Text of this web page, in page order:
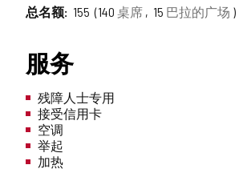
总名额 155 140 桌席 15 巴拉的广场
服务
残障人士专用
接受信用卡
空调
举起
加热